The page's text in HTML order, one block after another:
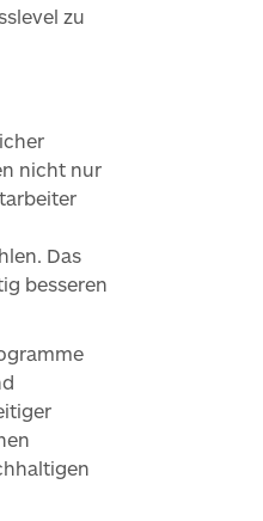
zu
nicht nur
Das
besseren